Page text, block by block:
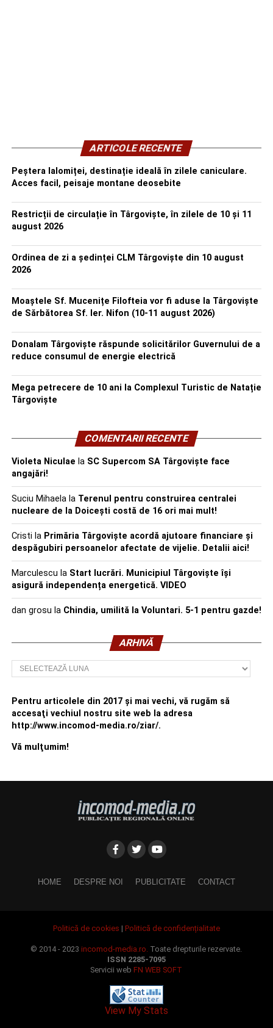
ARTICOLE RECENTE
Peștera Ialomiței, destinație ideală în zilele caniculare.
Acces facil, peisaje montane deosebite
Restricții de circulație în Târgoviște, în zilele de 10 și 11
august 2026
Ordinea de zi a ședinței CLM Târgoviște din 10 august
2026
Moaștele Sf. Mucenițe Filofteia vor fi aduse la Târgoviște
de Sărbătorea Sf. Ier. Nifon (10-11 august 2026)
Donalam Târgoviște răspunde solicitărilor Guvernului de a
reduce consumul de energie electrică
Mega petrecere de 10 ani la Complexul Turistic de Natație
Târgoviște
COMENTARII RECENTE
Violeta Niculae la SC Supercom SA Târgoviște face
angajări!
Suciu Mihaelala Terenul pentru construirea centralei
nucleare de la Doicești costă de 16 ori mai mult!
Cristi la Primăria Târgoviște acordă ajutoare financiare și
despăgubiri persoanelor afectate de vijelie. Detalii aici!
Marculescu la Start lucrări. Municipiul Târgoviște își
asigură independența energetică. VIDEO
dan grosu la Chindia, umilită la Voluntari. 5-1 pentru gazde!
ARHIVĂ
Arhivă
Pentru articolele din 2017 şi mai vechi, vă rugăm să
accesaţi vechiul nostru site web la adresa
http://www.incomod-media.ro/ziar/.
Vă mulţumim!
HOME DESPRE NOI PUBLICITATE CONTACT
Politică de cookies | Politică de confidențialitate
© 2014 - 2023incomod-media.ro. Toate drepturile rezervate.
ISSN 2285-7095
Servicii webFN WEB SOFT
View My Stats